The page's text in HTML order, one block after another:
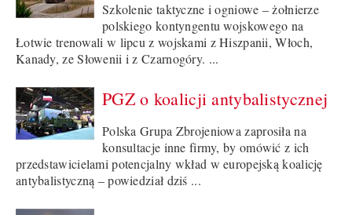
Szkolenie taktyczne i ogniowe – żołnierze
polskiego kontyngentu wojskowego na
Łotwie trenowali w lipcu z wojskami z Hiszpanii, Włoch,
Kanady, ze Słowenii i z Czarnogóry. ...
PGZ o koalicji antybalistycznej
Polska Grupa Zbrojeniowa zaprosiła na
konsultacje inne firmy, by omówić z ich
przedstawicielami potencjalny wkład w europejską koalicję
antybalistyczną – powiedział dziś ...